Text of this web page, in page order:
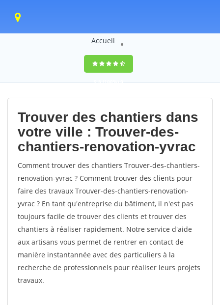
Accueil
9,5(100%)0
votes
Trouver des chantiers dans
votre ville : Trouver-des-
chantiers-renovation-yvrac
Comment trouver des chantiers Trouver-des-chantiers-
renovation-yvrac ? Comment trouver des clients pour
faire des travaux Trouver-des-chantiers-renovation-
yvrac ? En tant qu'entreprise du bâtiment, il n'est pas
toujours facile de trouver des clients et trouver des
chantiers à réaliser rapidement. Notre service d'aide
aux artisans vous permet de rentrer en contact de
manière instantannée avec des particuliers à la
recherche de professionnels pour réaliser leurs projets
travaux.